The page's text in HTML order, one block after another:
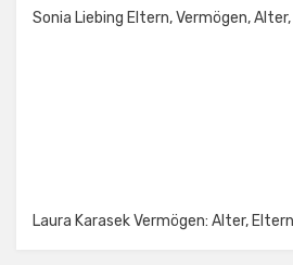
Sonia Liebing Eltern, Vermögen,
Laura Karasek Vermögen: Alter,